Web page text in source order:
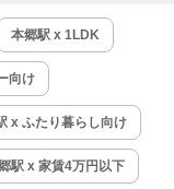
本郷駅 x 1LDK
向け
x ふたり暮らし向け
駅 x 家賃4万円以下